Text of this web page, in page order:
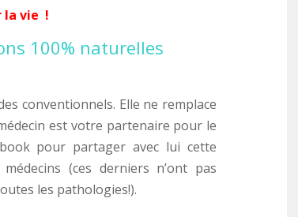
la vie !
100% naturelles
conventionnels. Elle ne remplace
est votre partenaire pour le
pour partager avec lui cette
(ces derniers n’ont pas
les pathologies!).